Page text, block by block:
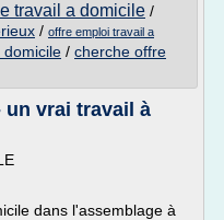
travail a domicile /
/ offre emploi travail a
domicile / cherche offre
un vrai travail à
dans l'assemblage à